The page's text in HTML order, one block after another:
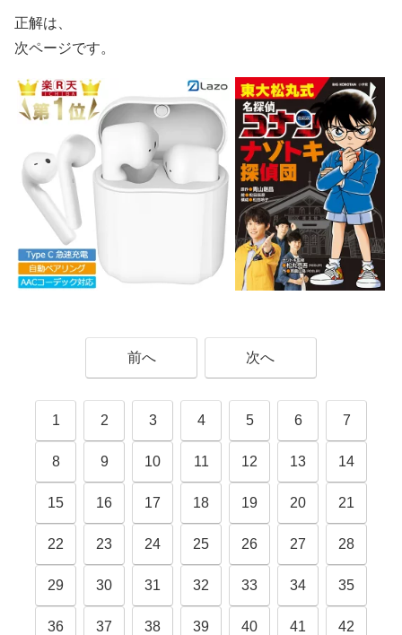
正解は、
次ページです。
前へ 次へ
1 2 3 4 5 6 7
8 9 10 11 12 13 14
15 16 17 18 19 20 21
22 23 24 25 26 27 28
29 30 31 32 33 34 35
36 37 38 39 40 41 42